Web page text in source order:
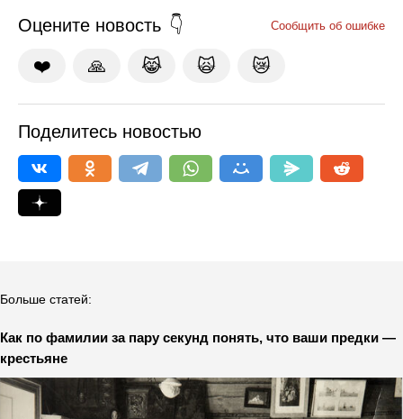
Оцените новость Сообщить об ошибке
❤️ 🙏 😹 🙀 😿
Поделитесь новостью
Больше статей:
Как по фамилии за пару секунд понять, что ваши предки —
крестьяне